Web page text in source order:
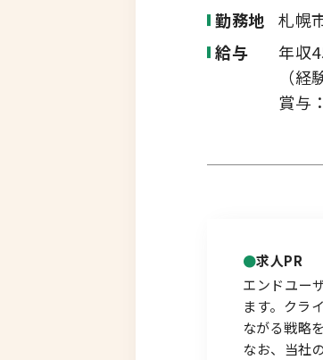
運営会社について 企業
オホーツク
後志エリア
道南エリア
フルリモート
勤務地
札幌
給与
年収
（経
賞与
求人PR
エンドユー
ます。クラ
ながる戦略
なお、当社